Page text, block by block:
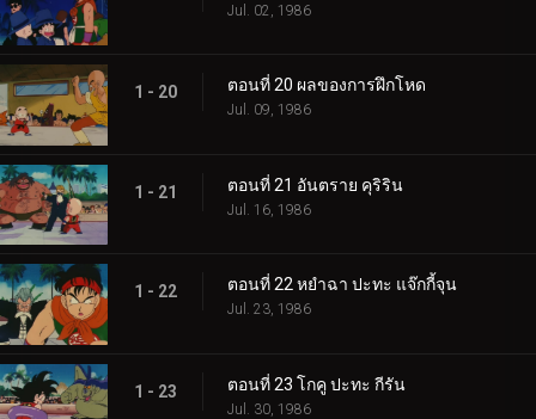
Jul. 02, 1986
1 - 20 ตอนที่ 20 ผลของการฝึกโหด
Jul. 09, 1986
1 - 21 ตอนที่ 21 อันตราย คุริริน
Jul. 16, 1986
1 - 22 ตอนที่ 22 หยำฉา ปะทะ แจ๊กกี้จุน
Jul. 23, 1986
1 - 23 ตอนที่ 23 โกคู ปะทะ กีรัน
Jul. 30, 1986